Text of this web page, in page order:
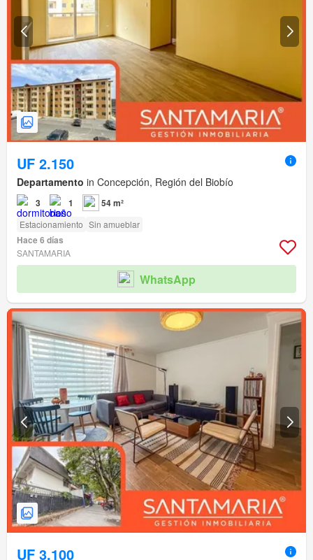
UF 2.150
Departamento in Concepción, Región del Biobío
3 1 54 m²
Estacionamiento Sin amueblar
Hace 6 días
SANTAMARIA
WhatsApp
UF 3.100